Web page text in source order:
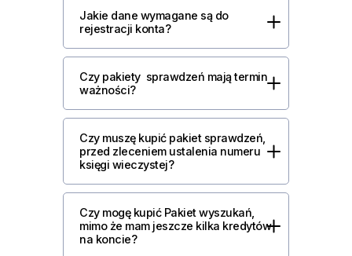
Jakie dane wymagane są do
rejestracji konta?
Czy pakiety sprawdzeń mają termin
ważności?
Czy muszę kupić pakiet sprawdzeń,
przed zleceniem ustalenia numeru
księgi wieczystej?
Czy mogę kupić Pakiet wyszukań,
mimo że mam jeszcze kilka kredytów
na koncie?